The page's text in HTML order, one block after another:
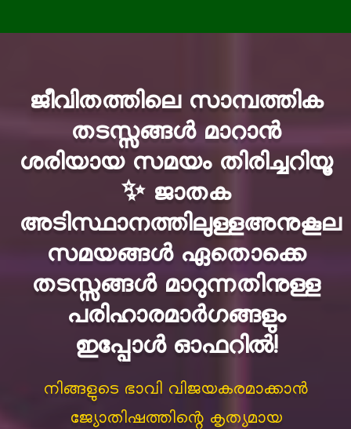
ജീവിതത്തിലെ സാമ്പത്തിക
തടസ്സങ്ങൾ മാറാൻ
ശരിയായ സമയം തിരിച്ചറിയൂ
✨ ജാതക
അടിസ്ഥാനത്തിലുള്ളഅനുകൂല
സമയങ്ങൾ ഏതൊക്കെ
തടസ്സങ്ങൾ മാറുന്നതിനുള്ള
പരിഹാരമാർഗങ്ങളും
ഇപ്പോൾ ഓഫറിൽ!
നിങ്ങളുടെ ഭാവി വിജയകരമാക്കാൻ
ജ്യോതിഷത്തിന്റെ കൃത്യമായ